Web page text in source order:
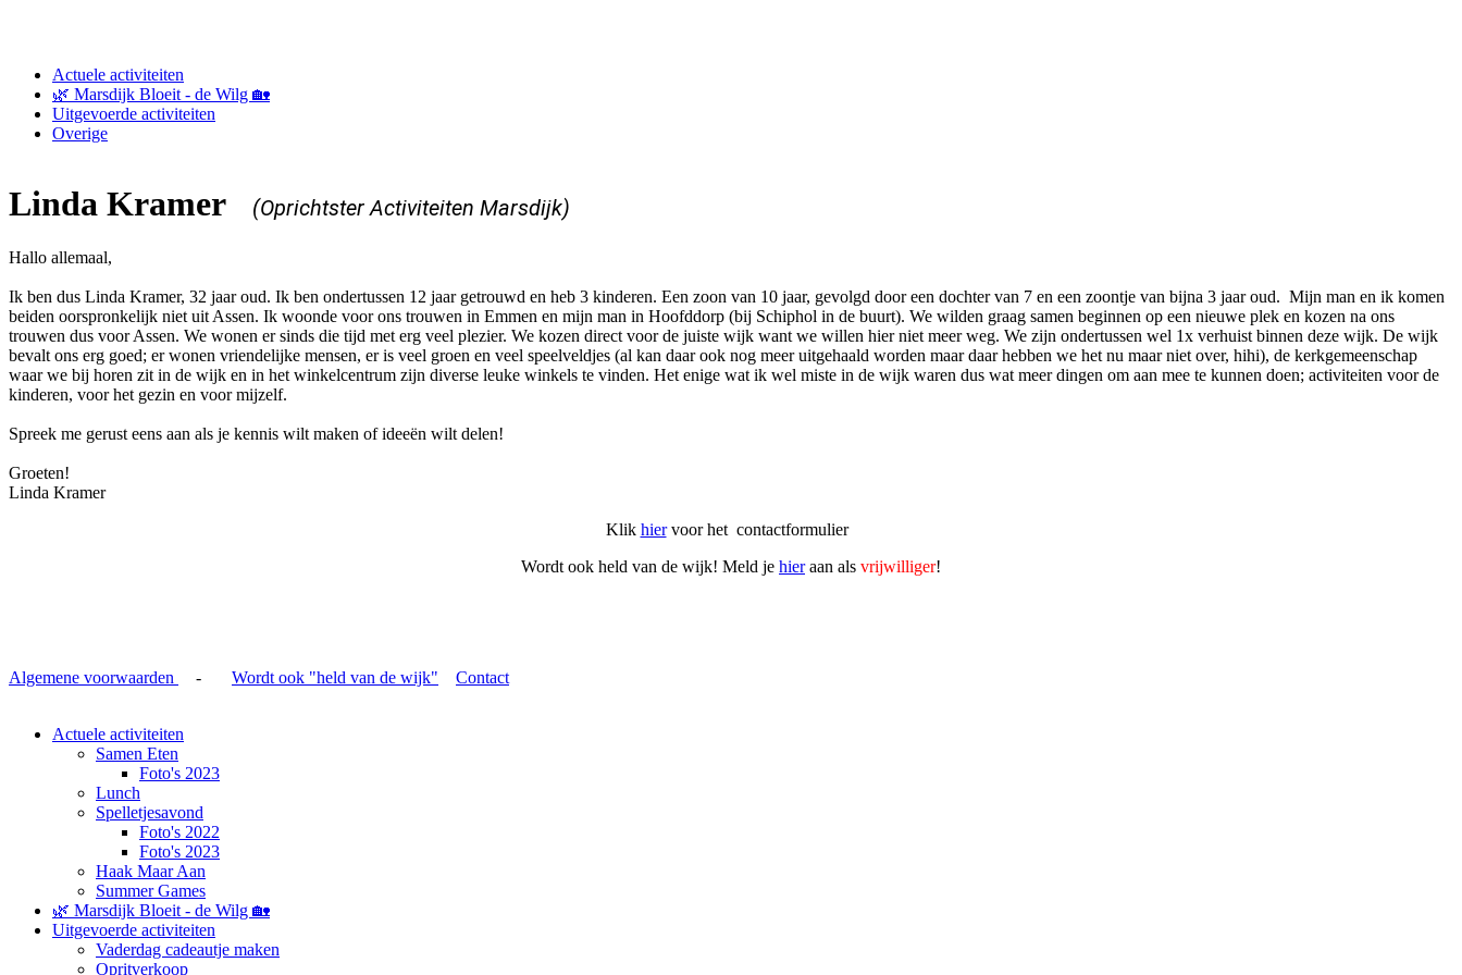
Actuele activiteiten
🌿 Marsdijk Bloeit - de Wilg 🏡
Uitgevoerde activiteiten
Overige
Linda Kramer (Oprichtster Activiteiten Marsdijk)
Hallo allemaal,
Ik ben dus Linda Kramer, 32 jaar oud. Ik ben ondertussen 12 jaar getrouwd en heb 3 kinderen. Een zoon van 10 jaar, gevolgd door een dochter van 7 en een zoontje van bijna 3 jaar oud. Mijn man en ik komen
beiden oorspronkelijk niet uit Assen. Ik woonde voor ons trouwen in Emmen en mijn man in Hoofddorp (bij Schiphol in de buurt). We wilden graag samen beginnen op een nieuwe plek en kozen na ons
trouwen dus voor Assen. We wonen er sinds die tijd met erg veel plezier. We kozen direct voor de juiste wijk want we willen hier niet meer weg. We zijn ondertussen wel 1x verhuist binnen deze wijk. De wijk
bevalt ons erg goed; er wonen vriendelijke mensen, er is veel groen en veel speelveldjes (al kan daar ook nog meer uitgehaald worden maar daar hebben we het nu maar niet over, hihi), de kerkgemeenschap
waar we bij horen zit in de wijk en in het winkelcentrum zijn diverse leuke winkels te vinden. Het enige wat ik wel miste in de wijk waren dus wat meer dingen om aan mee te kunnen doen; activiteiten voor de
kinderen, voor het gezin en voor mijzelf.
Spreek me gerust eens aan als je kennis wilt maken of ideeën wilt delen!
Groeten!
Linda Kramer
Klik hiervoor het contactformulier
Wordt ook held van de wijk! Meld je hieraan als vrijwilliger!
Algemene voorwaarden - Wordt ook "held van de wijk" Contact
Actuele activiteiten
Samen Eten
Foto's 2023
Lunch
Spelletjesavond
Foto's 2022
Foto's 2023
Haak Maar Aan
Summer Games
🌿 Marsdijk Bloeit - de Wilg 🏡
Uitgevoerde activiteiten
Vaderdag cadeautje maken
Opritverkoop